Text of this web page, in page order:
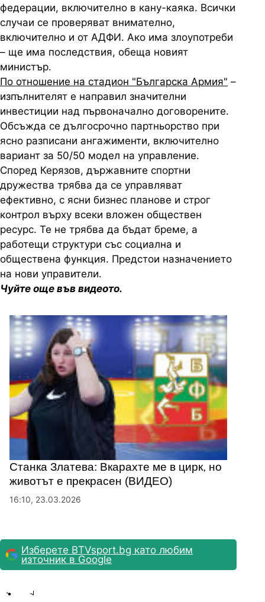
федерации, включително в кану-каяка. Всички
случаи се проверяват внимателно,
включително и от АДФИ. Ако има злоупотреби
– ще има последствия, обеща новият
министър.
По отношение на стадион "Българска Армия" –
изпълнителят е направил значителни
инвестиции над първоначално договорените.
Обсъжда се дългосрочно партньорство при
ясно разписани ангажименти, включително
вариант за 50/50 модел на управление.
Според Керязов, държавните спортни
дружества трябва да се управляват
ефективно, с ясни бизнес планове и строг
контрол върху всеки вложен обществен
ресурс. Те не трябва да бъдат бреме, а
работещи структури със социална и
обществена функция. Предстои назначението
на нови управители.
Чуйте още във видеото.
Станка Златева: Вкарахте ме в цирк, но
животът е прекрасен (ВИДЕО)
16:10, 23.03.2026
Изберете BTVsport.bg като любим
източник в Google